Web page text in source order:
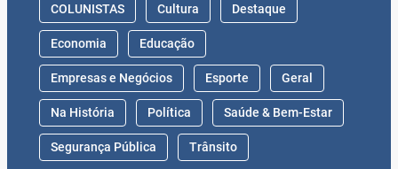
COLUNISTAS Cultura Destaque
Economia Educação
Empresas e Negócios Esporte Geral
Na História Política Saúde & Bem-Estar
Segurança Pública Trânsito